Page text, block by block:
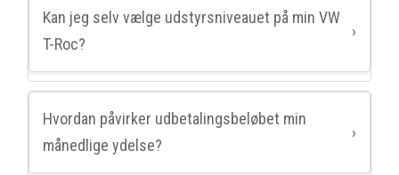
Kan jeg selv vælge udstyrsniveauet på min VW
T-Roc?
›
Hvordan påvirker udbetalingsbeløbet min
månedlige ydelse?
›